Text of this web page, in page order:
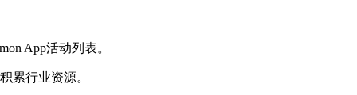
App活动列表。
累行业资源。